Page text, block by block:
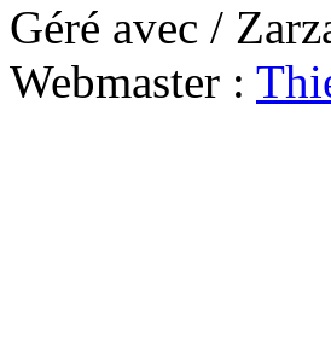
Géré avec /
Webmaster :